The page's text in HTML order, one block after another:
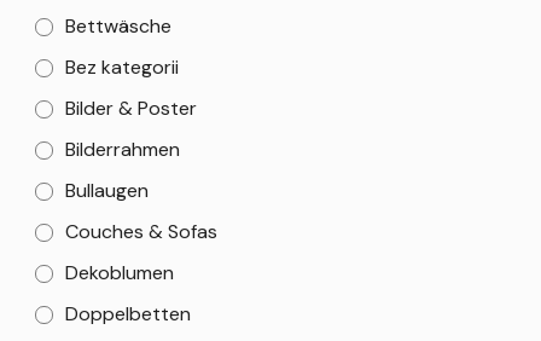
Bettwäsche
Bez kategorii
Bilder & Poster
Bilderrahmen
Bullaugen
Couches & Sofas
Dekoblumen
Doppelbetten